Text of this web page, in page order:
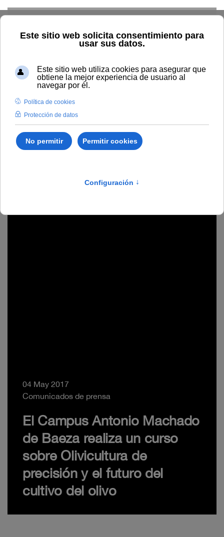
04 May 2017
Comunicados de prensa
El Campus Antonio Machado
de Baeza realiza un curso
sobre Olivicultura de
precisión y el futuro del
cultivo del olivo